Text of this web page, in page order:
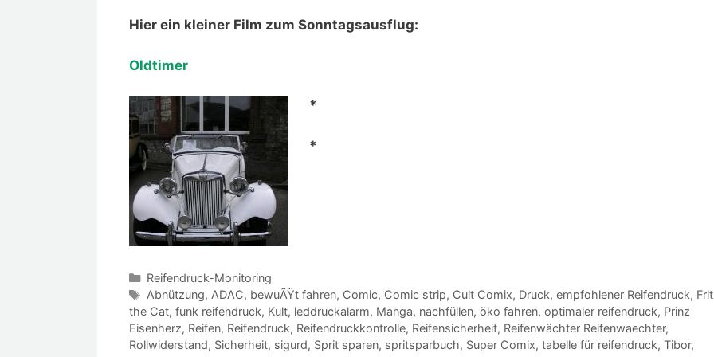
Hier ein kleiner Film zum Sonntagsausflug:
Oldtimer
*
*
Kategorien
Reifendruck-Monitoring
Schlagwörter
Abnützung, ADAC, bewuÃŸt fahren, Comic, Comic strip, Cult Comix, Druck, empfohlener Reifendruck,
the Cat, funk reifendruck, Kult, leddruckalarm, Manga, nachfüllen, öko fahren, optimaler reifendruck, Prinz
Eisenherz, Reifen, Reifendruck, Reifendruckkontrolle, Reifensicherheit, Reifenwächter Reifenwaechter,
Rollwiderstand, Sicherheit, sigurd, Sprit sparen, spritsparbuch, Super Comix, tabelle für reifendruck, Tibor,